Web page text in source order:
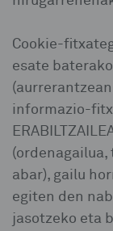
Cookie-
esate
informazio-
abar), gailu
egiten den
jasotzeko eta